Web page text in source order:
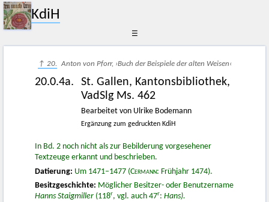
KdiH
☰
↑ 20. Anton von Pforr, ›Buch der Beispiele der alten Weisen‹
20.0.4a.
St. Gallen, Kantonsbibliothek,
VadSlg Ms. 462
Bearbeitet von Ulrike Bodemann
Ergänzung zum gedruckten KdiH
In Bd. 2 noch nicht als zur Bebilderung vorgesehener
Textzeuge erkannt und beschrieben.
Datierung: Um 1471–1477 (Cermann: Frühjahr 1474).
Besitzgeschichte: Möglicher Besitzer- oder Benutzername
Hanns Staigmiller (118r, vgl. auch 47r: Hans).